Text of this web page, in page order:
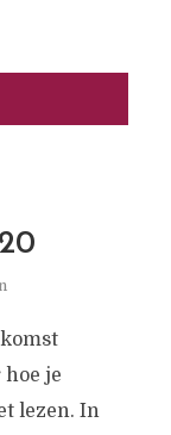
je
lezen. In